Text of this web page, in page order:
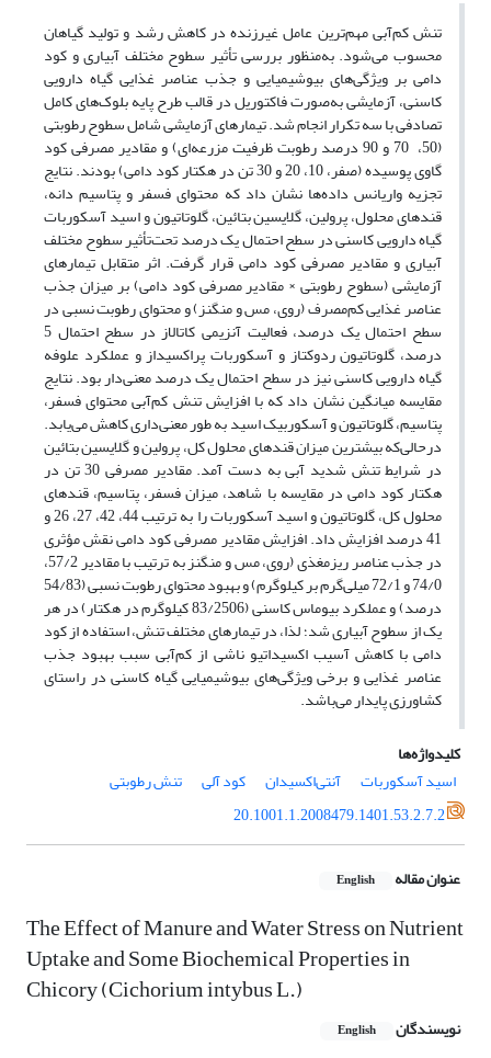
تنش کم‌آبی مهم‌ترین عامل غیرزنده در کاهش رشد و تولید گیاهان
محسوب می‌شود. به‌منظور بررسی تأثیر سطوح مختلف آبیاری و کود
دامی بر ویژگی‌های بیوشیمیایی و جذب عناصر غذایی گیاه دارویی
کاسنی، آزمایشی به‌صورت فاکتوریل در قالب طرح پایه بلوک‌های کامل
تصادفی با سه تکرار انجام شد. تیمارهای آزمایشی شامل سطوح رطوبتی
(50، 70 و 90 درصد رطوبت ظرفیت مزرعه‌ای) و مقادیر مصرفی کود
گاوی پوسیده (صفر، 10، 20 و 30 تن در هکتار کود دامی) بودند. نتایج
تجزیه واریانس داده‌ها نشان داد که محتوای فسفر و پتاسیم دانه،
قندهای محلول، پرولین، گلایسین بتائین، گلوتاتیون و اسید آسکوربات
گیاه دارویی کاسنی در سطح احتمال یک درصد تحت‌تأثیر سطوح مختلف
آبیاری و مقادیر مصرفی کود دامی قرار گرفت. اثر متقابل تیمارهای
آزمایشی (سطوح رطوبتی × مقادیر مصرفی کود دامی) بر میزان جذب
عناصر غذایی کم‌مصرف (روی، مس و منگنز) و محتوای رطوبت نسبی در
سطح احتمال یک درصد، فعالیت آنزیمی کاتالاز در سطح احتمال 5
درصد، گلوتاتیون ردوکتاز و آسکوربات پراکسیداز و عملکرد علوفه
گیاه دارویی کاسنی نیز در سطح احتمال یک درصد معنی‌دار بود. نتایج
مقایسه میانگین نشان داد که با افزایش تنش کم‌آبی محتوای فسفر،
پتاسیم، گلوتاتیون و آسکوربیک اسید به طور معنی‌داری کاهش می‌یابد.
درحالی‌که بیشترین میزان قندهای محلول کل، پرولین و گلایسین بتائین
در شرایط تنش شدید آبی به دست آمد. مقادیر مصرفی 30 تن در
هکتار کود دامی در مقایسه با شاهد، میزان فسفر، پتاسیم، قندهای
محلول کل، گلوتاتیون و اسید آسکوربات را به ترتیب 44، 42، 27، 26 و
41 درصد افزایش داد. افزایش مقادیر مصرفی کود دامی نقش مؤثری
در جذب عناصر ریزمغذی (روی، مس و منگنز به ترتیب با مقادیر 57/2،
74/0 و 72/1 میلی‌گرم بر کیلوگرم) و بهبود محتوای رطوبت نسبی (54/83
درصد) و عملکرد بیوماس کاسنی (83/2506 کیلوگرم در هکتار) در هر
یک از سطوح آبیاری شد؛ لذا، در تیمارهای مختلف تنش، استفاده از کود
دامی با کاهش آسیب اکسیداتیو ناشی از کم‌آبی سبب بهبود جذب
عناصر غذایی و برخی ویژگی‌های بیوشیمیایی گیاه کاسنی در راستای
کشاورزی پایدار می‌باشد.
کلیدواژه‌ها
اسید آسکوربات
آنتی‌اکسیدان کود آلی
تنش رطوبتی
20.1001.1.2008479.1401.53.2.7.2
عنوان مقاله English
The Effect of Manure and Water Stress on Nutrient
Uptake and Some Biochemical Properties in
Chicory (Cichorium intybus L.)
نویسندگان English